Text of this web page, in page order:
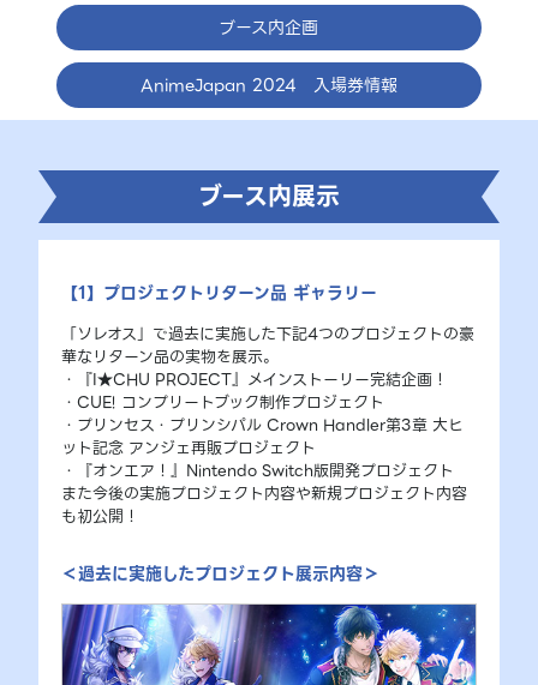
ブース内企画
AnimeJapan 2024 入場券情報
ブース内展示
【1】プロジェクトリターン品 ギャラリー
「ソレオス」で過去に実施した下記4つのプロジェクトの豪
華なリターン品の実物を展示。
・『I★CHU PROJECT』メインストーリー完結企画！
・CUE! コンプリートブック制作プロジェクト
・プリンセス・プリンシパル Crown Handler第3章 大ヒ
ット記念 アンジェ再販プロジェクト
・『オンエア！』Nintendo Switch版開発プロジェクト
また今後の実施プロジェクト内容や新規プロジェクト内容
も初公開！
＜過去に実施したプロジェクト展示内容＞